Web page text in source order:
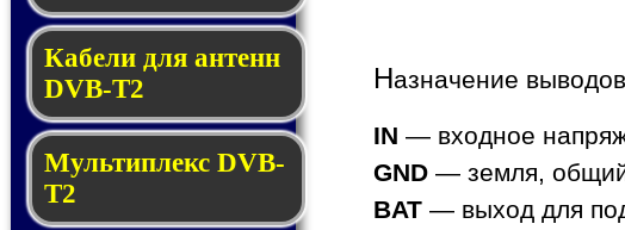
Кабели для антенн
DVB-T2
Мультиплекс DVB-
T2
Назначение
IN — входное
GND — земля,
BAT — выход для